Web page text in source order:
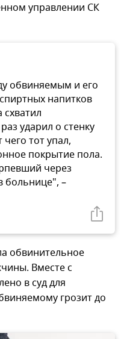
управлении СК
обвиняемым и его
напитков
ударил о стенку
тот упал,
покрытие пола.
через
больнице", –
обвинительное
Вместе с
в суд для
грозит до